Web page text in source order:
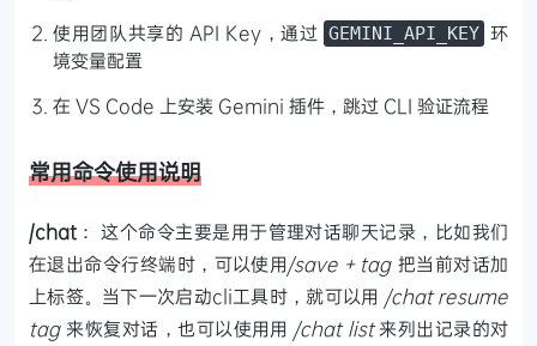
使用团队共享的 API Key，通过 GEMINI_API_KEY 环
境变量配置
在 VS Code 上安装 Gemini 插件，跳过 CLI 验证流程
常用命令使用说明
/chat ： 这个命令主要是用于管理对话聊天记录，比如我们
在退出命令行终端时，可以使用/save + tag 把当前对话加
上标签。当下一次启动cli工具时，就可以用 /chat resume
tag 来恢复对话，也可以使用用 /chat list来列出记录的对